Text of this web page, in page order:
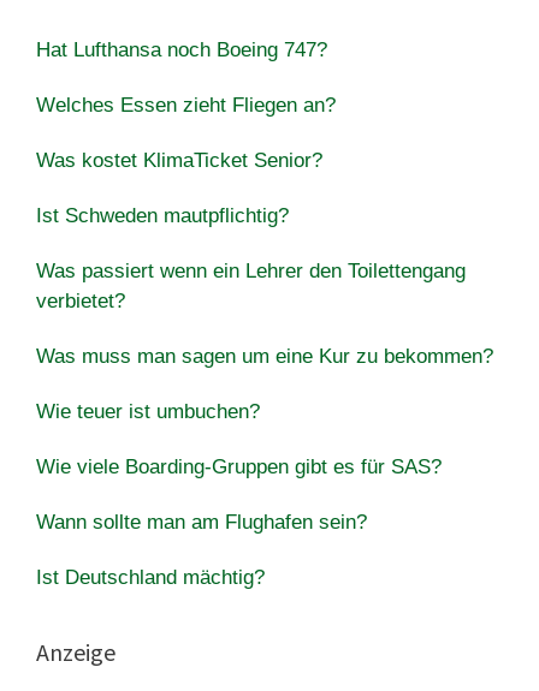
Hat Lufthansa noch Boeing 747?
Welches Essen zieht Fliegen an?
Was kostet KlimaTicket Senior?
Ist Schweden mautpflichtig?
Was passiert wenn ein Lehrer den Toilettengang
verbietet?
Was muss man sagen um eine Kur zu bekommen?
Wie teuer ist umbuchen?
Wie viele Boarding-Gruppen gibt es für SAS?
Wann sollte man am Flughafen sein?
Ist Deutschland mächtig?
Anzeige